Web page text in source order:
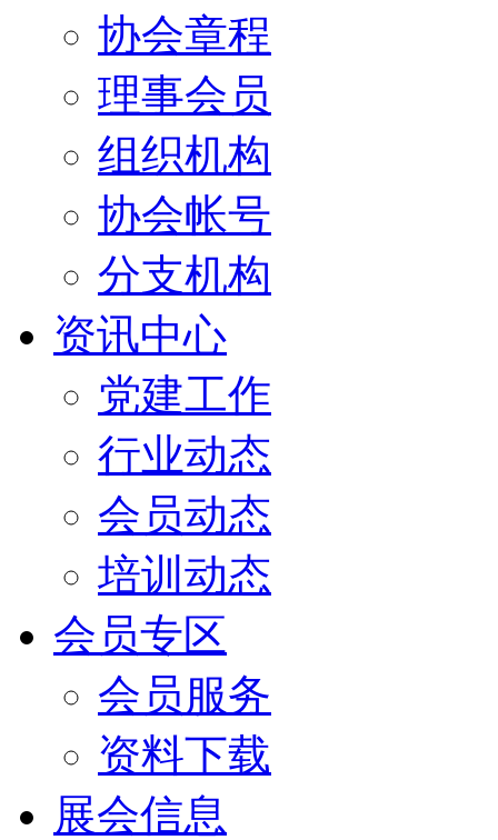
协会章程
理事会员
组织机构
协会帐号
分支机构
资讯中心
党建工作
行业动态
会员动态
培训动态
会员专区
会员服务
资料下载
展会信息